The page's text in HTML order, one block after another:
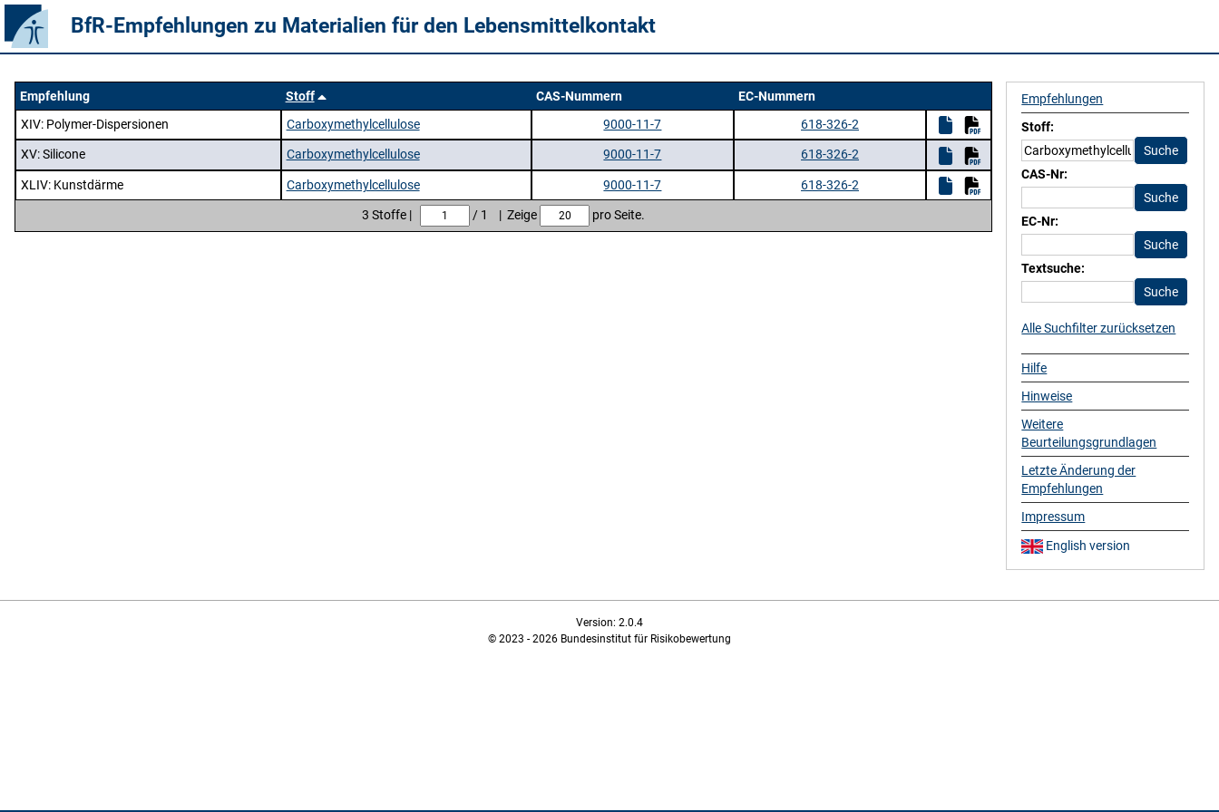
BfR-Empfehlungen zu Materialien für den Lebensmittelkontakt
Empfehlung Stoff CAS-Nummern
EC-Nummern
XIV: Polymer-Dispersionen Carboxymethylcellulose 9000-11-7 618-326-2
XV: Silicone Carboxymethylcellulose 9000-11-7 618-326-2
XLIV: Kunstdärme Carboxymethylcellulose 9000-11-7 618-326-2
3 Stoffe | / 1 | Zeige pro Seite.
Empfehlungen
Stoff:
CAS-Nr:
EC-Nr:
Textsuche:
Alle Suchfilter zurücksetzen
Hilfe
Hinweise
Weitere
Beurteilungsgrundlagen
Letzte Änderung der
Empfehlungen
Impressum
English version
Version: 2.0.4
© 2023 - 2026 Bundesinstitut für Risikobewertung